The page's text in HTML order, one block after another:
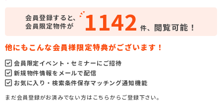
会員登録すると、
会員限定物件が
1142 件、 閲覧可能！
他にもこんな会員様限定特典がございます！
会員限定イベント・セミナーにご招待
新規物件情報をメールで配信
お気に入り・検索条件保存マッチング通知機能
まだ会員登録がお済みでない方はこちらからご登録下さい。